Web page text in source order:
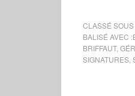
CLASSÉ SOUS
BALISÉ AVEC :
BRIFFAUT,
SIGNATURES